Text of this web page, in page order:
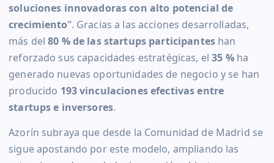
soluciones innovadoras con alto potencial de
crecimiento”. Gracias a las acciones desarrolladas,
más del80 % de las startups participantes han
reforzado sus capacidades estratégicas, el35 %ha
generado nuevas oportunidades de negocio y se han
producido 193 vinculaciones efectivas entre
startups e inversores.
Azorín subraya que desde la Comunidad de Madrid se
sigue apostando por este modelo, ampliando las